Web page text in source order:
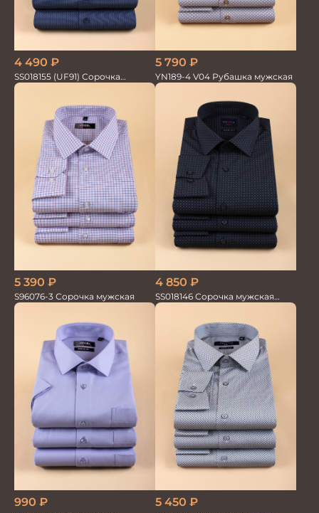
4 490 ₽
SS018155 (UF91) Сорочка
мужская GROSTYLE TRENDY
5 790 ₽
YN189-4 V04 Рубашка мужская
5 390 ₽
S96076-3 Сорочка мужская
4 850 ₽
SS018146 Сорочка мужская
GROSTYLE TRENDY
990 ₽ 5 450 ₽